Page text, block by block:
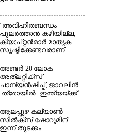
‘അവിഹിതബന്ധം
പുലർത്താൻ കഴിയില്ല,​
ക്യാപ്റ്റൻമാർ മാതൃക
സൃഷ്ടിക്കേണ്ടവരാണ്'
വിമർശനവുമായി ക്രിക്കറ്റ്
താരത്തിന്റെ ഭാര്യ
അണ്ടർ 20 ലോക
അത്‌ലറ്റിക്സ്
ചാമ്പ്യൻഷിപ്പ്; ജാവലിൻ
ത്രോയിൽ ഇന്ത്യയ്ക്ക്
വെള്ളി
ആലപ്പുഴ കല്യാൺ
സിൽക്‌സ് ഷോറൂമിന്
ഇന്ന് തുടക്കം